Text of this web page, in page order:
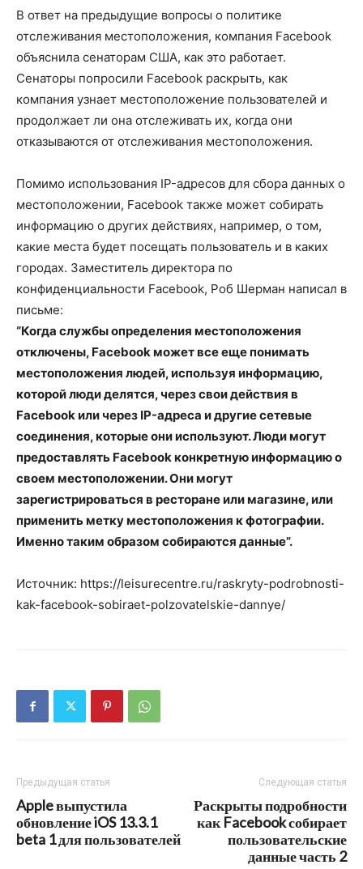
В ответ на предыдущие вопросы о политике
отслеживания местоположения, компания Facebook
объяснила сенаторам США, как это работает.
Сенаторы попросили Facebook раскрыть, как
компания узнает местоположение пользователей и
продолжает ли она отслеживать их, когда они
отказываются от отслеживания местоположения.
Помимо использования IP-адресов для сбора данных о
местоположении, Facebook также может собирать
информацию о других действиях, например, о том,
какие места будет посещать пользователь и в каких
городах. Заместитель директора по
конфиденциальности Facebook, Роб Шерман написал в
письме:
“Когда службы определения местоположения
отключены, Facebook может все еще понимать
местоположения людей, используя информацию,
которой люди делятся, через свои действия в
Facebook или через IP-адреса и другие сетевые
соединения, которые они используют. Люди могут
предоставлять Facebook конкретную информацию о
своем местоположении. Они могут
зарегистрироваться в ресторане или магазине, или
применить метку местоположения к фотографии.
Именно таким образом собираются данные”.
Источник: https://leisurecentre.ru/raskryty-podrobnosti-
kak-facebook-sobiraet-polzovatelskie-dannye/
Предыдущая статья
Apple выпустила
обновление iOS 13.3.1
beta 1 для пользователей
Следующая статья
Раскрыты подробности
как Facebook собирает
пользовательские
данные часть 2